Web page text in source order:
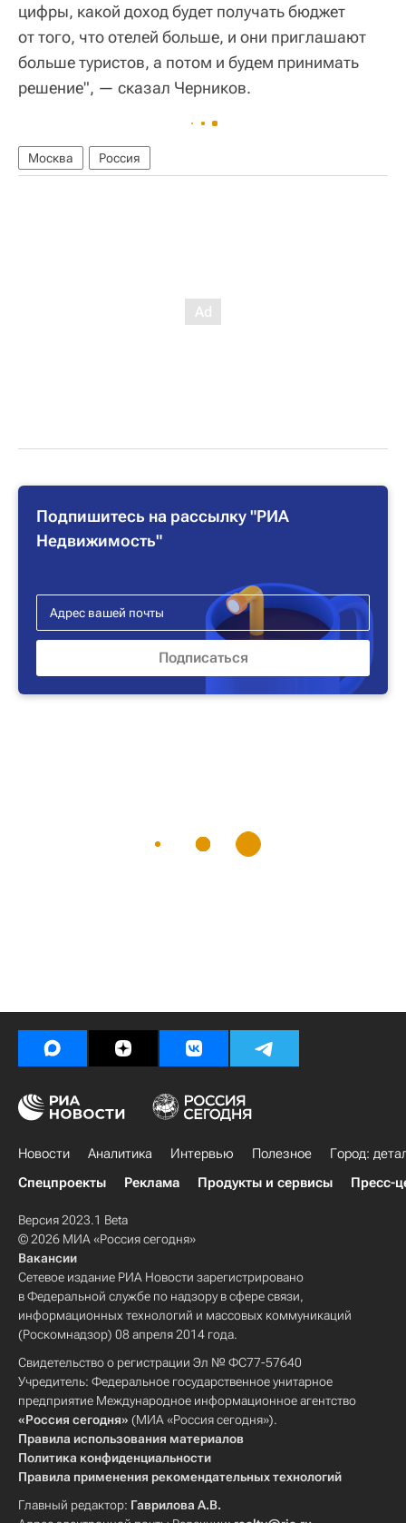
цифры, какой доход будет получать бюджет
от того, что отелей больше, и они приглашают
больше туристов, а потом и будем принимать
решение", — сказал Черников.
Москва Россия
Подпишитесь на рассылку "РИА
Недвижимость"
Новости Аналитика Интервью Полезное
Город:
Спецпроекты
Реклама Продукты и сервисы Пресс-
Версия 2023.1 Beta
© 2026 МИА «Россия сегодня»
Вакансии
Сетевое издание РИА Новости зарегистрировано
в Федеральной службе по надзору в сфере связи,
информационных технологий и массовых коммуникаций
(Роскомнадзор) 08 апреля 2014 года.
Свидетельство о регистрации Эл № ФС77-57640
Учредитель: Федеральное государственное унитарное
предприятие Международное информационное агентство
«Россия сегодня» (МИА «Россия сегодня»).
Правила использования материалов
Политика конфиденциальности
Правила применения рекомендательных технологий
Главный редактор: Гаврилова А.В.